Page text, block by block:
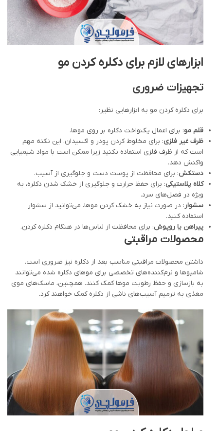
ابزارهای لازم برای دکلره کردن مو
تجهیزات ضروری
برای دکلره کردن مو به ابزارهایی نظیر:
قلم مو: برای اعمال یکنواخت دکلره بر روی موها.
ظرف غیر فلزی: برای مخلوط کردن پودر و اکسیدان. این نکته مهم
است که از ظرف فلزی استفاده نکنید زیرا ممکن است با مواد شیمیایی
واکنش دهد.
دستکش: برای محافظت از پوست دست و جلوگیری از آسیب.
کلاه پلاستیکی: برای حفظ حرارت و جلوگیری از خشک شدن دکلره، به
ویژه در فصل‌های سرد.
سشوار : در صورت نیاز به خشک کردن موها، می‌توانید از سشوار
استفاده کنید.
پیراهن یا روپوش: برای محافظت از لباس‌ها در هنگام دکلره کردن.
محصولات مراقبتی
داشتن محصولات مراقبتی مناسب بعد از دکلره نیز ضروری است.
شامپوها و نرم‌کننده‌های تخصصی برای موهای دکلره شده می‌توانند
به بازسازی و حفظ رطوبت موها کمک کنند. همچنین، ماسک‌های موی
مغذی به ترمیم آسیب‌های ناشی از دکلره کمک خواهند کرد.